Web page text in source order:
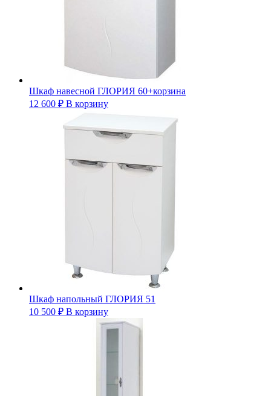
Шкаф навесной ГЛОРИЯ 60+корзина
12 600 ₽ В корзину
Шкаф напольный ГЛОРИЯ 51
10 500 ₽ В корзину